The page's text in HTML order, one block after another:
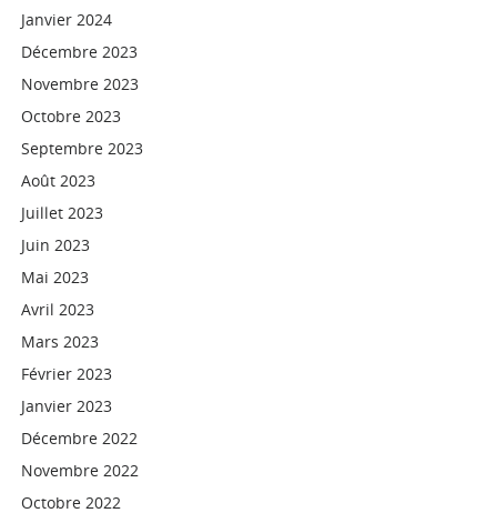
Janvier 2024
Décembre 2023
Novembre 2023
Octobre 2023
Septembre 2023
Août 2023
Juillet 2023
Juin 2023
Mai 2023
Avril 2023
Mars 2023
Février 2023
Janvier 2023
Décembre 2022
Novembre 2022
Octobre 2022